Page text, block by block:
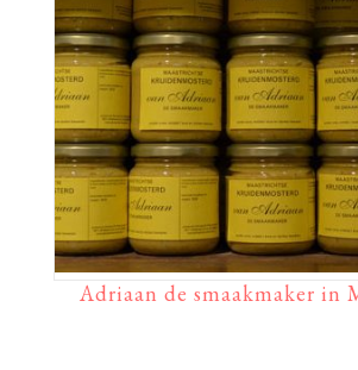
Adriaan de smaakmaker in